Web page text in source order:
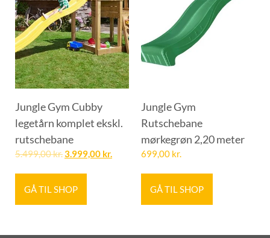
Jungle Gym Cubby
legetårn komplet ekskl.
rutschebane
5.499,00kr.3.999,00 kr.
GÅ TIL SHOP
Jungle Gym
Rutschebane
mørkegrøn 2,20 meter
699,00 kr.
GÅ TIL SHOP